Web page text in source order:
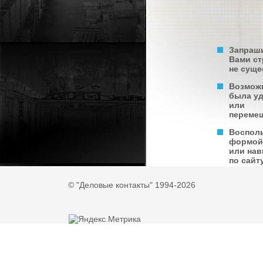
Вами
не
была
или
формой
или
по
© "Деловые контакты" 1994-2026